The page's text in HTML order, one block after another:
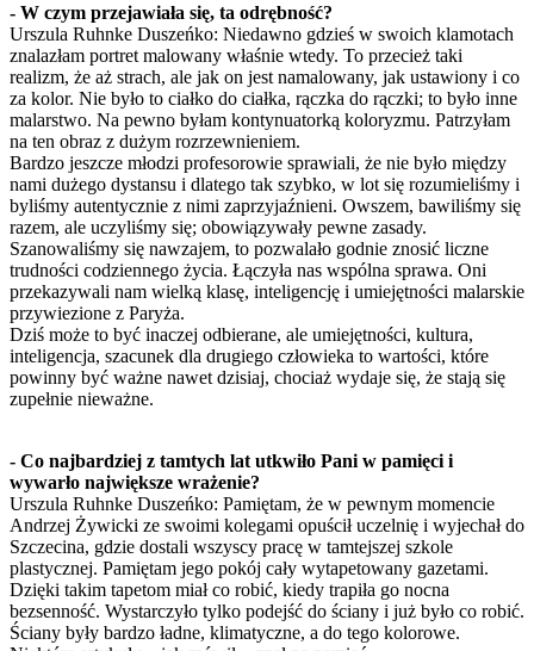
- W czym przejawiała się, ta odrębność?
Urszula Ruhnke Duszeńko: Niedawno gdzieś w swoich klamotach
znalazłam portret malowany właśnie wtedy. To przecież taki
realizm, że aż strach, ale jak on jest namalowany, jak ustawiony i co
za kolor. Nie było to ciałko do ciałka, rączka do rączki; to było inne
malarstwo. Na pewno byłam kontynuatorką koloryzmu. Patrzyłam
na ten obraz z dużym rozrzewnieniem.
Bardzo jeszcze młodzi profesorowie sprawiali, że nie było między
nami dużego dystansu i dlatego tak szybko, w lot się rozumieliśmy i
byliśmy autentycznie z nimi zaprzyjaźnieni. Owszem, bawiliśmy się
razem, ale uczyliśmy się; obowiązywały pewne zasady.
Szanowaliśmy się nawzajem, to pozwalało godnie znosić liczne
trudności codziennego życia. Łączyła nas wspólna sprawa. Oni
przekazywali nam wielką klasę, inteligencję i umiejętności malarskie
przywiezione z Paryża.
Dziś może to być inaczej odbierane, ale umiejętności, kultura,
inteligencja, szacunek dla drugiego człowieka to wartości, które
powinny być ważne nawet dzisiaj, chociaż wydaje się, że stają się
zupełnie nieważne.
- Co najbardziej z tamtych lat utkwiło Pani w pamięci i
wywarło największe wrażenie?
Urszula Ruhnke Duszeńko: Pamiętam, że w pewnym momencie
Andrzej Żywicki ze swoimi kolegami opuścił uczelnię i wyjechał do
Szczecina, gdzie dostali wszyscy pracę w tamtejszej szkole
plastycznej. Pamiętam jego pokój cały wytapetowany gazetami.
Dzięki takim tapetom miał co robić, kiedy trapiła go nocna
bezsenność. Wystarczyło tylko podejść do ściany i już było co robić.
Ściany były bardzo ładne, klimatyczne, a do tego kolorowe.